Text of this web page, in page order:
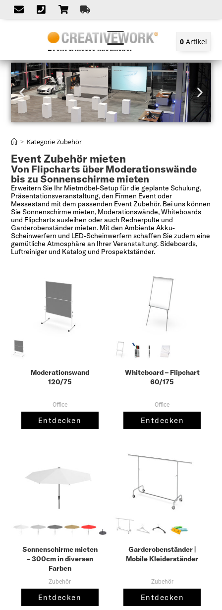
Event & Messe Mietmöbel
0Artikel
> Kategorie Zubehör
Event Zubehör mieten
Von Flipcharts über Moderationswände
bis zu Sonnenschirme mieten
Erweitern Sie Ihr Mietmöbel-Setup für die geplante Schulung,
Präsentationsveranstaltung, den Firmen Event oder
Messestand mit dem passenden Event Zubehör. Bei uns können
Sie Sonnenschirme mieten, Moderationswände, Whiteboards
und Flipcharts ausleihen oder auch Rednerpulte und
Garderobenständer mieten. Mit den Ambiente Akku-
Scheinwerfern und LED-Scheinwerfern schaffen Sie zudem eine
gemütliche Atmosphäre an Ihrer Veranstaltung. Sideboards,
Luftreiniger und Katalog und Prospektständer.
Moderationswand
120/75
Office
Entdecken
Whiteboard – Flipchart
60/175
Office
Entdecken
Sonnenschirme mieten
– 300cm in diversen
Farben
Zubehör
Entdecken
Garderobenständer |
Mobile Kleiderständer
Zubehör
Entdecken